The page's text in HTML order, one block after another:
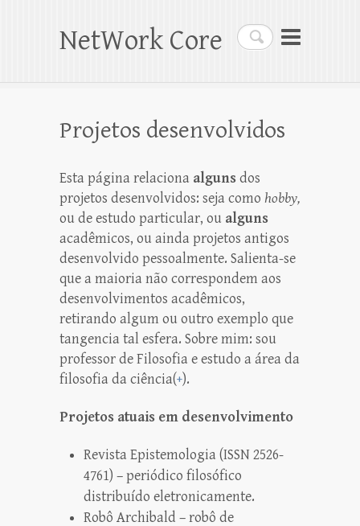
Search
NetWork Core
Projetos desenvolvidos
Esta página relaciona algunsdos
projetos desenvolvidos: seja como hobby,
ou de estudo particular, ou alguns
acadêmicos, ou ainda projetos antigos
desenvolvido pessoalmente. Salienta-se
que a maioria não correspondem aos
desenvolvimentos acadêmicos,
retirando algum ou outro exemplo que
tangencia tal esfera. Sobre mim: sou
professor de Filosofia e estudo a área da
filosofia da ciência(+).
Projetos atuais em desenvolvimento
Revista Epistemologia (ISSN 2526-
4761) – periódico filosófico
distribuído eletronicamente.
Robô Archibald – robô de